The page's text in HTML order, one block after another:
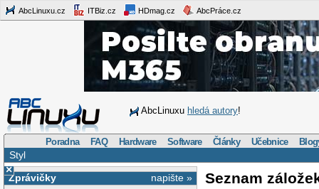
AbcLinuxu.cz ITBiz.cz HDmag.cz AbcPráce.cz
AbcLinuxu hledá autory!
Poradna FAQ Hardware Software Články Učebnice
Styl
×
napište »
Zprávičky
Seznam